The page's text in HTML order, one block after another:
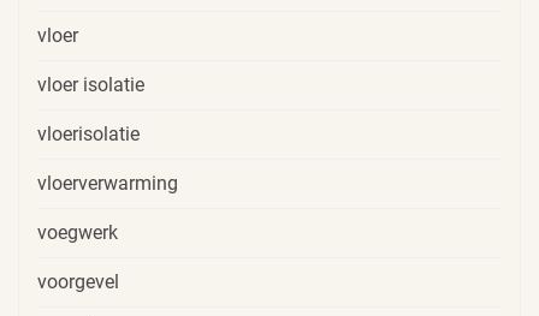
vloer
vloer isolatie
vloerisolatie
vloerverwarming
voegwerk
voorgevel